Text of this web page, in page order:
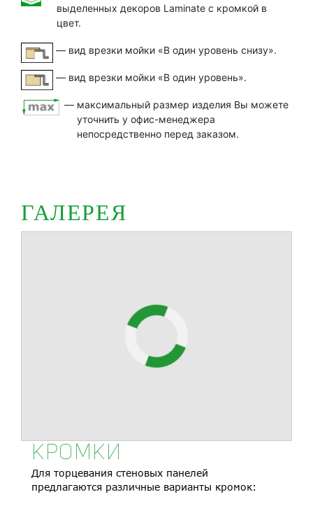
выделенных декоров Laminate с кромкой в
цвет.
— вид врезки мойки «В один уровень снизу».
— вид врезки мойки «В один уровень».
— максимальный размер изделия Вы можете
уточнить у офис-менеджера
непосредственно перед заказом.
ГАЛЕРЕЯ
КРОМКИ
Для торцевания стеновых панелей
предлагаются различные варианты кромок: